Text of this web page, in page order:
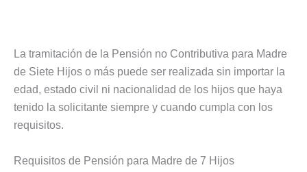
La tramitación de la Pensión no Contributiva para Madre
de Siete Hijos o más puede ser realizada sin importar la
edad, estado civil ni nacionalidad de los hijos que haya
tenido la solicitante siempre y cuando cumpla con los
requisitos.
Requisitos de Pensión para Madre de 7 Hijos